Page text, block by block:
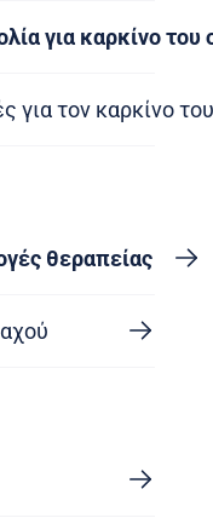
για καρκίνο του
για τον καρκίνο
θεραπείας